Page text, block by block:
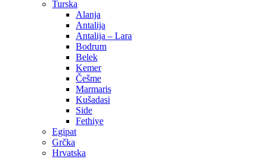
Turska
Alanja
Antalija
Antalija – Lara
Bodrum
Belek
Kemer
Češme
Marmaris
Kušadasi
Side
Fethiye
Egipat
Grčka
Hrvatska